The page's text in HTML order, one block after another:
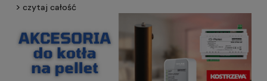
czytaj całość